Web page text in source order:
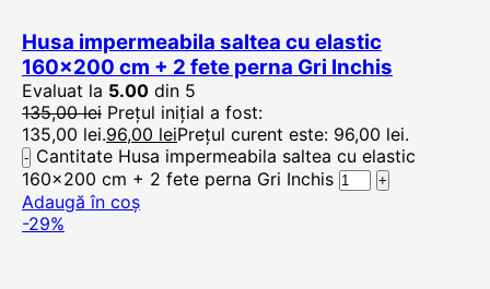
Husa impermeabila saltea cu elastic
160×200 cm + 2 fete perna Gri Inchis
Evaluat la 5.00 din 5
135,00lei Prețul inițial a fost:
135,00 lei.96,00 leiPrețul curent este: 96,00 lei.
Cantitate Husa impermeabila saltea cu elastic
160x200 cm + 2 fete perna Gri Inchis
Adaugă în coș
-29%